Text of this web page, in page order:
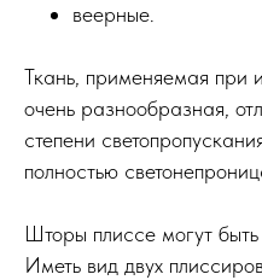
веерные.
Ткань, применяемая при
очень разнообразная,
степени
полностью
Шторы плиссе могут
Иметь вид двух